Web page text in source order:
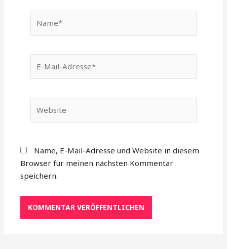
Mail-
Name, E-Mail-Adresse und Website in diesem
Browser für meinen nächsten Kommentar
speichern.